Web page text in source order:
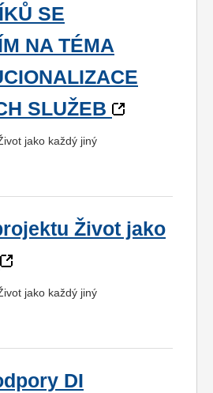
SE
NA TÉMA
SLUŽEB
jako každý jiný
Život jako
jako každý jiný
DI